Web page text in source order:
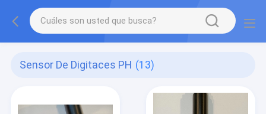
Sensor De Digitaces PH (13)